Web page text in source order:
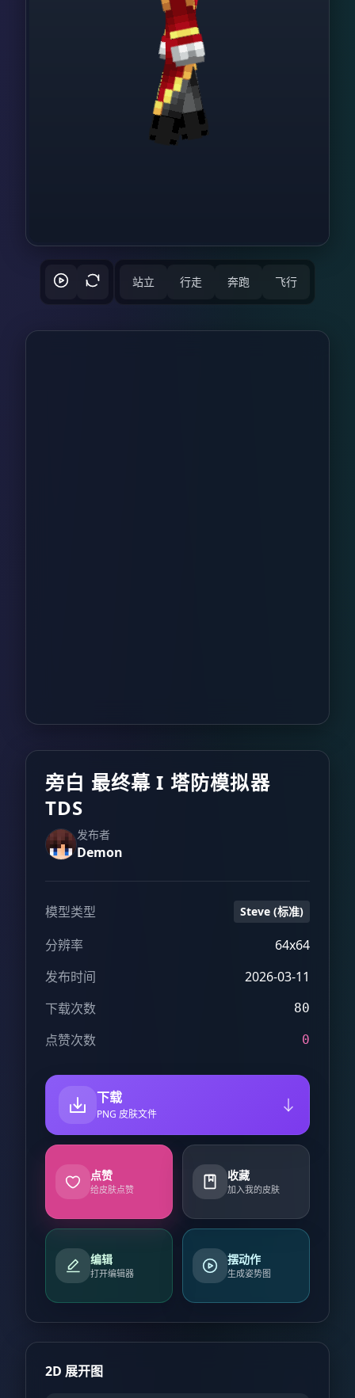
站立 行走 奔跑 飞行
旁白 最终幕 I 塔防模拟器
TDS
发布者
Demon
模型类型 Steve (标准)
分辨率
64x64
发布时间
2026-03-11
下载次数
80
点赞次数 0
下载
PNG 皮肤文件
点赞
给皮肤点赞
收藏
加入我的皮肤
编辑
打开编辑器
摆动作
生成姿势图
2D 展开图